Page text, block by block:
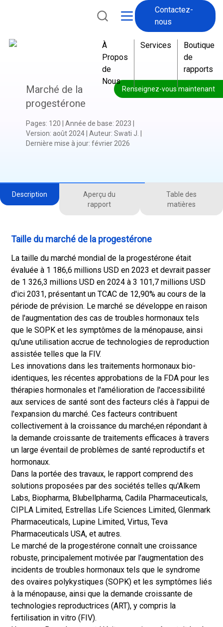
Contactez-
nous
À
Propos
de
Nous
Services
Boutique
de
rapports
Renseignez-vous maintenant
Marché de la
progestérone
Pages: 120 Année de base: 2023
Version: août 2024| Auteur: Swati J.
Dernière mise à jour: février 2026
Description
Aperçu du
rapport
Table des
matières
Taille du marché de la progestérone
La taille du marché mondial de la progestérone était
évaluée à 1 186,6 millions USD en 2023 et devrait passer
de 1 326,3 millions USD en 2024 à 3 101,7 millions USD
d'ici 2031, présentant un TCAC de 12,90% au cours de la
période de prévision. Le marché se développe en raison
de l'augmentation des cas de troubles hormonaux tels
que le SOPK et les symptômes de la ménopause, ainsi
qu'une utilisation accrue de technologies de reproduction
assistée telles que la FIV.
Les innovations dans les traitements hormonaux bio-
identiques, les récentes approbations de la FDA pour les
thérapies hormonales et l'amélioration de l'accessibilité
aux services de santé sont des facteurs clés à l'appui de
l'expansion du marché. Ces facteurs contribuent
collectivement à la croissance du marché,en répondant à
la demande croissante de traitements efficaces à travers
un large éventail de problèmes de santé reproductifs et
hormonaux.
Dans la portée des travaux, le rapport comprend des
solutions proposées par des sociétés telles qu'Alkem
Labs, Biopharma, Blubellpharma, Cadila Pharmaceuticals,
CIPLA Limited, Estrellas Life Sciences Limited, Glenmark
Pharmaceuticals, Lupine Limited, Virtus, Teva
Pharmaceuticals USA, et autres.
Le marché de la progestérone connaît une croissance
robuste, principalement motivée par l'augmentation des
incidents de troubles hormonaux tels que le syndrome
des ovaires polykystiques (SOPK) et les symptômes liés
à la ménopause, ainsi que la demande croissante de
technologies reproductrices (ART), y compris la
fertilisation in vitro (FIV).